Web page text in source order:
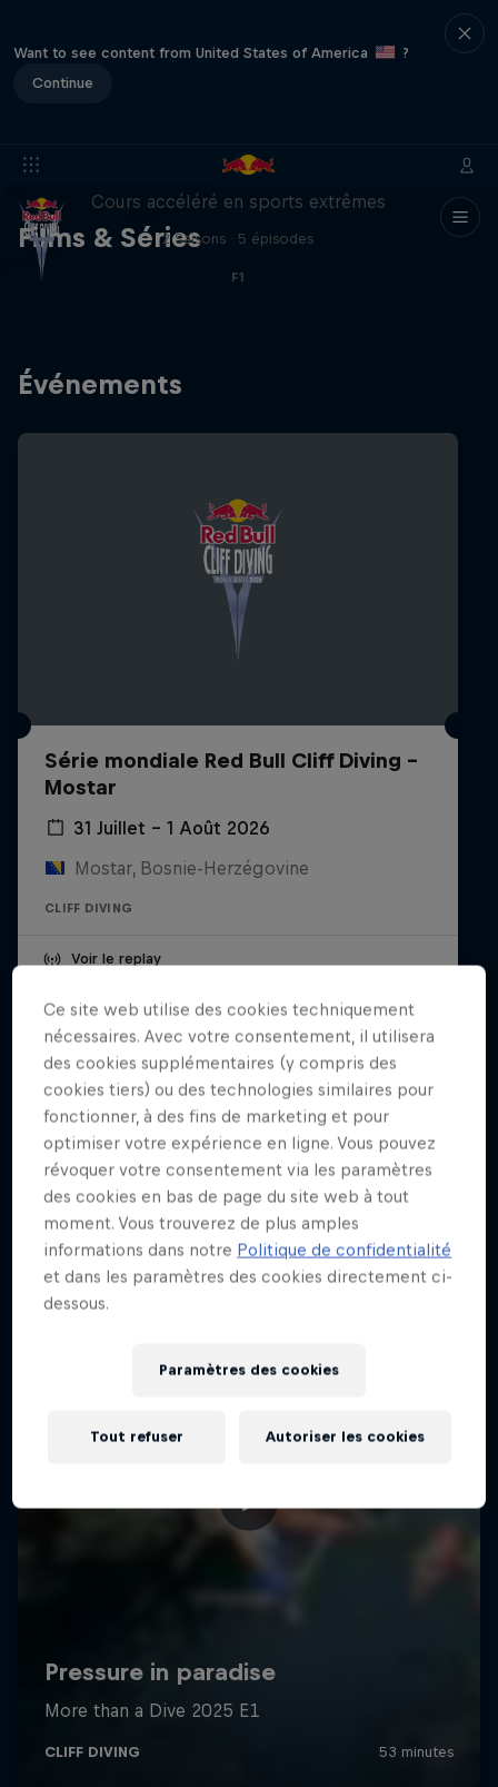
Want to see content from United States of America
?
Continue
Films & Séries
ABC of...
Cours accéléré en sports extrêmes
2 Saisons · 5 épisodes
F1
Événements
Série mondiale Red Bull Cliff Diving -
Mostar
31 Juillet – 1 Août 2026
Mostar, Bosnie-Herzégovine
CLIFF DIVING
Voir le replay
J'EN VEUX ENCORE !
ABC of...
Cours accéléré en sports extrêmes
2 Saisons · 5 épisodes
F1
Ce site web utilise des cookies techniquement
nécessaires. Avec votre consentement, il utilisera
des cookies supplémentaires (y compris des
cookies tiers) ou des technologies similaires pour
fonctionner, à des fins de marketing et pour
optimiser votre expérience en ligne. Vous pouvez
révoquer votre consentement via les paramètres
des cookies en bas de page du site web à tout
moment. Vous trouverez de plus amples
informations dans notre Politique de confidentialité
et dans les paramètres des cookies directement ci-
dessous.
Paramètres des cookies
Tout refuser Autoriser les cookies